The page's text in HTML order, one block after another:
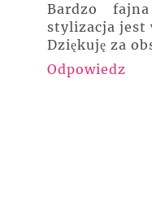
Bardzo
stylizacja jest
Dziękuję za
Odpowiedz